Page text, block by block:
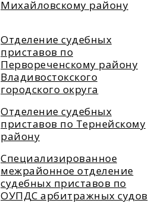
Михайловскому району
Отделение судебных
приставов по
Первореченскому району
Владивостокского
городского округа
Отделение судебных
приставов по Тернейскому
району
Специализированное
межрайонное отделение
судебных приставов по
ОУПДС арбитражных судов